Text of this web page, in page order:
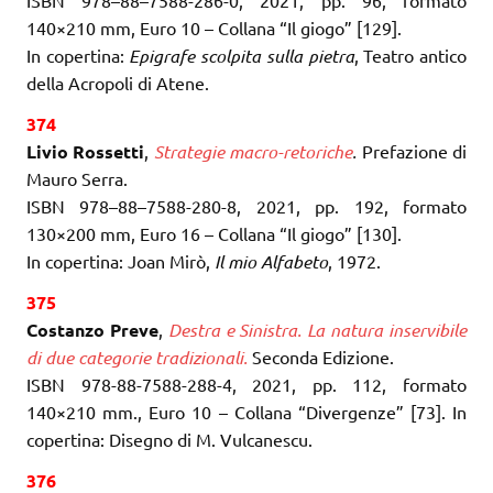
140×210 mm, Euro 10 – Collana “Il giogo” [129].
In copertina: Epigrafe scolpita sulla pietra, Teatro antico
della Acropoli di Atene.
374
Livio Rossetti Strategie macro-retoriche. Prefazione di
Mauro Serra.
ISBN 978–88–7588-280-8, 2021, pp. 192, formato
130×200 mm, Euro 16 – Collana “Il giogo” [130].
In copertina: Joan Mirò, Il mio Alfabeto, 1972.
375
Costanzo Preve, Destra e Sinistra. La natura inservibile
di due categorie tradizionali. Seconda Edizione.
ISBN 978-88-7588-288-4, 2021, pp. 112, formato
140×210 mm., Euro 10 – Collana “Divergenze” [73]. In
copertina: Disegno di M. Vulcanescu.
376